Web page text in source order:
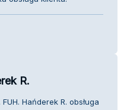
R.
Hańderek R. obsługa